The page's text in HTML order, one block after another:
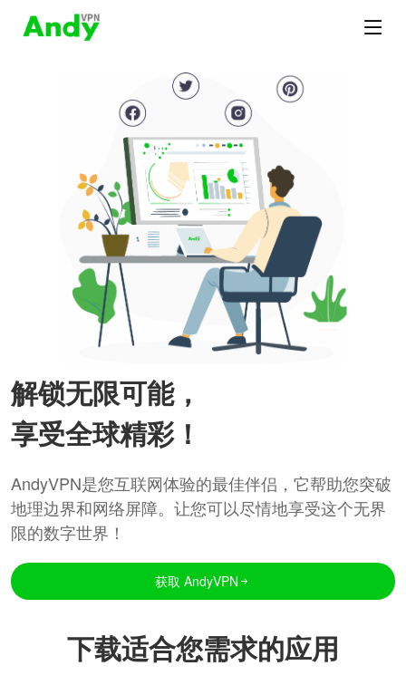
解锁无限可能，
享受全球精彩！
AndyVPN是您互联网体验的最佳伴侣，它帮助您突破
地理边界和网络屏障。让您可以尽情地享受这个无界
限的数字世界！
获取 AndyVPN
下载适合您需求的应用